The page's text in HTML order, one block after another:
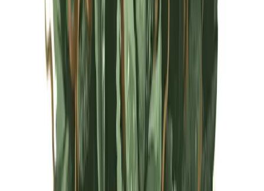
Live Rosin